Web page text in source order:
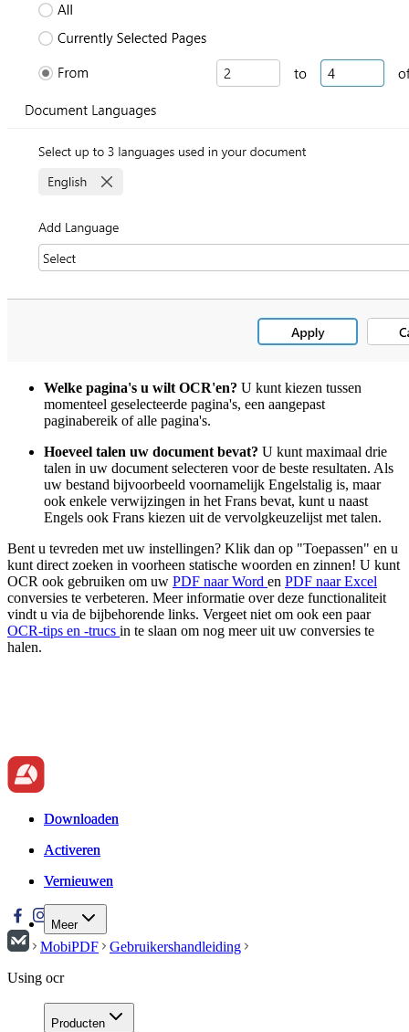
Welke pagina's u wilt OCR'en? U kunt kiezen tussen
momenteel geselecteerde pagina's, een aangepast
paginabereik of alle pagina's.
Hoeveel talen uw document bevat? U kunt maximaal drie
talen in uw document selecteren voor de beste resultaten. Als
uw bestand bijvoorbeeld voornamelijk Engelstalig is, maar
ook enkele verwijzingen in het Frans bevat, kunt u naast
Engels ook Frans kiezen uit de vervolgkeuzelijst met talen.
Bent u tevreden met uw instellingen? Klik dan op "Toepassen" en u
kunt direct zoeken in voorheen statische woorden en zinnen! U kunt
OCR ook gebruiken om uw PDF naar Word en PDF naar Excel
conversies te verbeteren. Meer informatie over deze functionaliteit
vindt u via de bijbehorende links. Vergeet niet om ook een paar
OCR-tips en -trucs in te slaan om nog meer uit uw conversies te
halen.
Downloaden
Activeren
Vernieuwen
Meer
Downloaden
Activeren
Vernieuwen
MobiPDF
Gebruikershandleiding
Using ocr
Producten